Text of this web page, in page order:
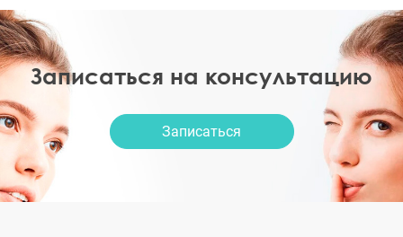
Записаться на консультацию
Записаться